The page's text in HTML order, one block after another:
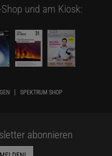
und am Kiosk:
SPEKTRUM SHOP
abonnieren